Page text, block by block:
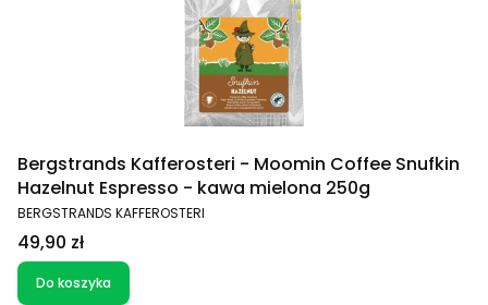
Bergstrands Kafferosteri - Moomin Coffee Snufkin
Hazelnut Espresso - kawa mielona 250g
PRODUCENT
BERGSTRANDS KAFFEROSTERI
Cena
49,90 zł
Do koszyka